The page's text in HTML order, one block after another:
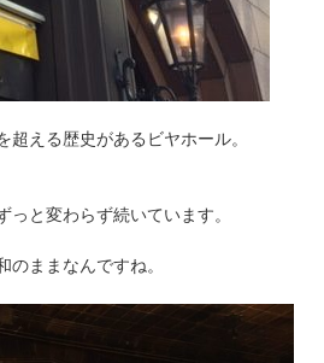
える歴史があるビヤホール。
と変わらず続いています。
ままなんですね。